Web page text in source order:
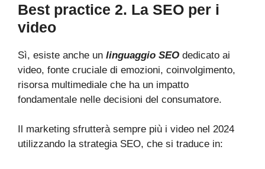
Best practice 2. La SEO per i
video
Sì, esiste anche un linguaggio SEO dedicato ai
video, fonte cruciale di emozioni, coinvolgimento,
risorsa multimediale che ha un impatto
fondamentale nelle decisioni del consumatore.
Il marketing sfrutterà sempre più i video nel 2024
utilizzando la strategia SEO, che si traduce in: